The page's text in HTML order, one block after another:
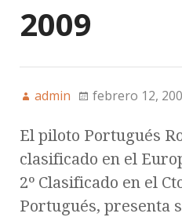
2009
admin febrero 12,
El piloto Portugués
clasificado en el
2º Clasificado en el
Portugués, presenta